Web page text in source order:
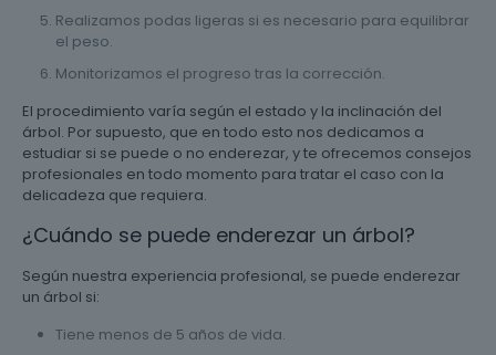
Realizamos podas ligeras si es necesario para equilibrar
el peso.
Monitorizamos el progreso tras la corrección.
El procedimiento varía según el estado y la inclinación del
árbol. Por supuesto, que en todo esto nos dedicamos a
estudiar si se puede o no enderezar, y te ofrecemos consejos
profesionales en todo momento para tratar el caso con la
delicadeza que requiera.
¿Cuándo se puede enderezar un árbol?
Según nuestra experiencia profesional, se puede enderezar
un árbol si:
Tiene menos de 5 años de vida.